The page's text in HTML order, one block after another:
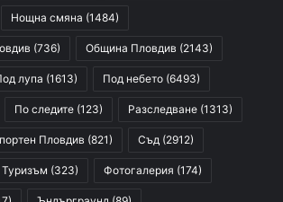
Нощна смяна (1484)
(736) Община Пловдив (2143)
лупа (1613) Под небето (6493)
По следите (123) Разследване (1313)
Пловдив (821) Съд (2912)
Туризъм (323) Фотогалерия (174)